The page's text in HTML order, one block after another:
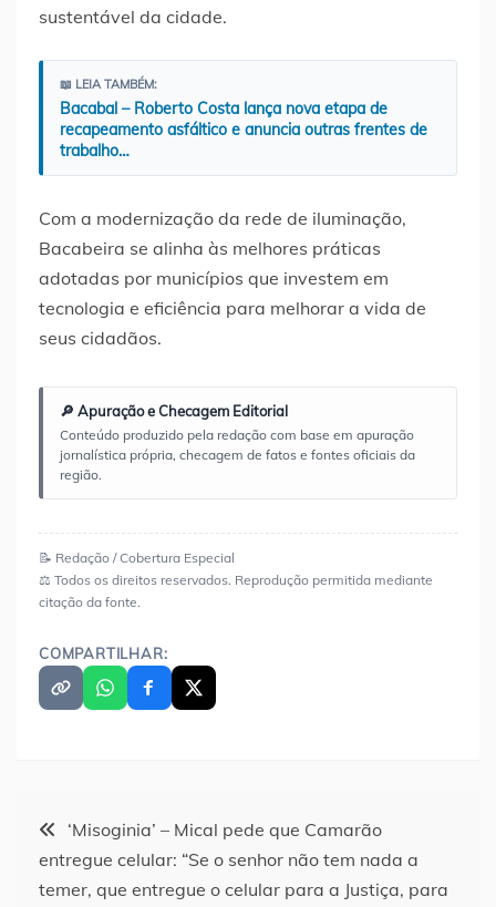
sustentável da cidade.
📖 LEIA TAMBÉM:
Bacabal – Roberto Costa lança nova etapa de
recapeamento asfáltico e anuncia outras frentes de
trabalho…
Com a modernização da rede de iluminação,
Bacabeira se alinha às melhores práticas
adotadas por municípios que investem em
tecnologia e eficiência para melhorar a vida de
seus cidadãos.
🔎 Apuração e Checagem Editorial
Conteúdo produzido pela redação com base em apuração
jornalística própria, checagem de fatos e fontes oficiais da
região.
📝 Redação / Cobertura Especial
⚖️ Todos os direitos reservados. Reprodução permitida mediante
citação da fonte.
COMPARTILHAR:
Navegação
de
‘Misoginia’ – Mical pede que Camarão
entregue celular: “Se o senhor não tem nada a
temer, que entregue o celular para a Justiça, para